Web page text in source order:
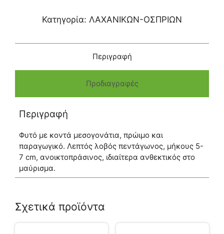
Κατηγορία: ΛΑΧΑΝΙΚΩΝ-ΟΣΠΡΙΩΝ
Περιγραφή
Προδιαγραφές
Περιγραφή
Φυτό με κοντά μεσογονάτια, πρώιμο και
παραγωγικό. Λεπτός λοβός πεντάγωνος, μήκους 5-
7 cm, ανοικτοπράσινος, ιδιαίτερα ανθεκτικός στο
μαύρισμα.
Σχετικά προϊόντα